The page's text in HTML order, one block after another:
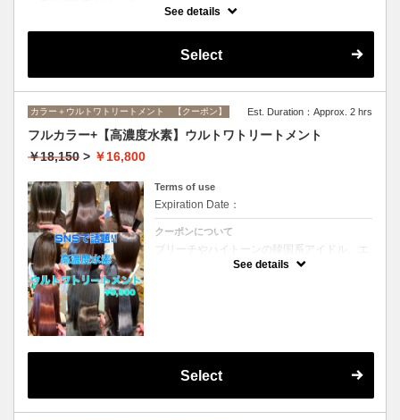
インナーカラーに必要なブリーチ、全体カラー、ブリーチ部分のオンカ
す）
See details
Select
カラー＋ウルトワトリートメント 【クーポン】 Est. Duration：Approx. 2 hrs
フルカラー+【高濃度水素】ウルトワトリートメント
￥18,150 > ￥16,800
Terms of use
Expiration Date：
クーポンについて
ブリーチやハイトーンの韓国系アイドル、エ
イジング毛にお悩みの美魔女も夢中！全ての
See details
Select